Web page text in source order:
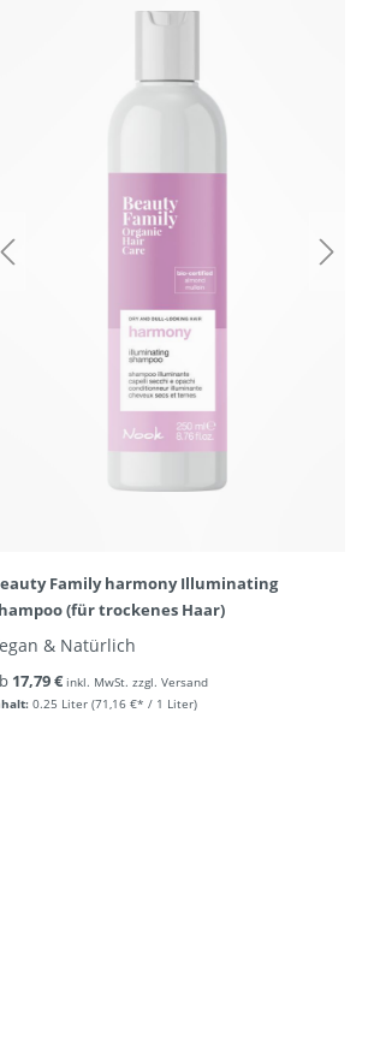
Family harmony Illuminating
(für trockenes Haar)
& Natürlich
0.25 Liter (71,16 €* / 1 Liter)
17,79 € inkl. MwSt. zzgl. Versand